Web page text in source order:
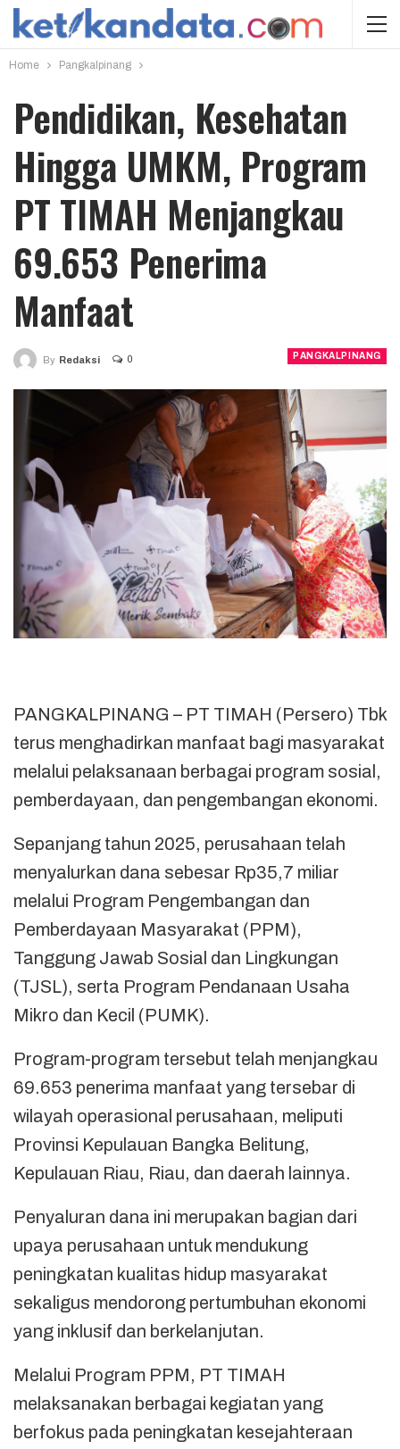
Home Pangkalpinang
Pendidikan, Kesehatan
Hingga UMKM, Program
PT TIMAH Menjangkau
69.653 Penerima
Manfaat
PANGKALPINANG
By Redaksi 0
PANGKALPINANG – PT TIMAH (Persero) Tbk
terus menghadirkan manfaat bagi masyarakat
melalui pelaksanaan berbagai program sosial,
pemberdayaan, dan pengembangan ekonomi.
Sepanjang tahun 2025, perusahaan telah
menyalurkan dana sebesar Rp35,7 miliar
melalui Program Pengembangan dan
Pemberdayaan Masyarakat (PPM),
Tanggung Jawab Sosial dan Lingkungan
(TJSL), serta Program Pendanaan Usaha
Mikro dan Kecil (PUMK).
Program-program tersebut telah menjangkau
69.653 penerima manfaat yang tersebar di
wilayah operasional perusahaan, meliputi
Provinsi Kepulauan Bangka Belitung,
Kepulauan Riau, Riau, dan daerah lainnya.
Penyaluran dana ini merupakan bagian dari
upaya perusahaan untuk mendukung
peningkatan kualitas hidup masyarakat
sekaligus mendorong pertumbuhan ekonomi
yang inklusif dan berkelanjutan.
Melalui Program PPM, PT TIMAH
melaksanakan berbagai kegiatan yang
berfokus pada peningkatan kesejahteraan